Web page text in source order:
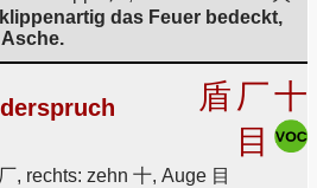
das Feuer bedeckt,
盾 厂十
目
, rechts: zehn 十, Auge 目